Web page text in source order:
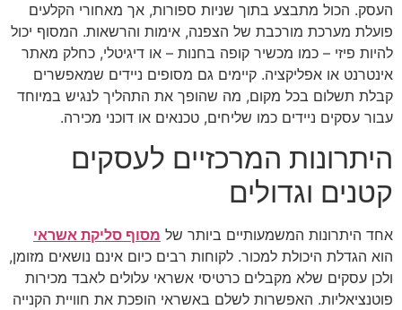
העסק. הכול מתבצע בתוך שניות ספורות, אך מאחורי הקלעים
פועלת מערכת מורכבת של הצפנה, אימות והרשאות. המסוף יכול
להיות פיזי – כמו מכשיר קופה בחנות – או דיגיטלי, כחלק מאתר
אינטרנט או אפליקציה. קיימים גם מסופים ניידים שמאפשרים
קבלת תשלום בכל מקום, מה שהופך את התהליך לנגיש במיוחד
עבור עסקים ניידים כמו שליחים, טכנאים או דוכני מכירה.
היתרונות המרכזיים לעסקים
קטנים וגדולים
אחד היתרונות המשמעותיים ביותר של מסוף סליקת אשראי
הוא הגדלת היכולת למכור. לקוחות רבים כיום אינם נושאים מזומן,
ולכן עסקים שלא מקבלים כרטיסי אשראי עלולים לאבד מכירות
פוטנציאליות. האפשרות לשלם באשראי הופכת את חוויית הקנייה